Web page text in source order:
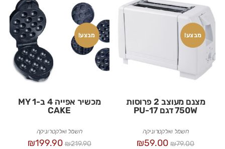
מבצע!
מצנם מעוצב 2 פרוסות
750W דגם PU-17
חשמל ואלקטרוניקה
₪79.00
₪59.00
מבצע!
מכשיר אפייה 4 ב-1 MY
CAKE
חשמל ואלקטרוניקה
₪219.90
₪199.90